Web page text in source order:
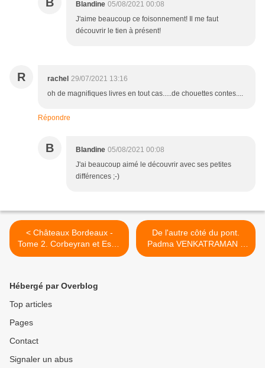
Blandine 05/08/2021 00:08
J'aime beaucoup ce foisonnement! Il me faut
découvrir le tien à présent!
R rachel 29/07/2021 13:16
oh de magnifiques livres en tout cas.....de chouettes contes....
Répondre
B Blandine 05/08/2021 00:08
J'ai beaucoup aimé le découvrir avec ses petites
différences ;-)
< Châteaux Bordeaux -
Tome 2. Corbeyran et Espé
- 2012 (BD)
De l'autre côté du pont.
Padma VENKATRAMAN –
2020 (Dès 12 ans) >
Hébergé par Overblog
Top articles
Pages
Contact
Signaler un abus